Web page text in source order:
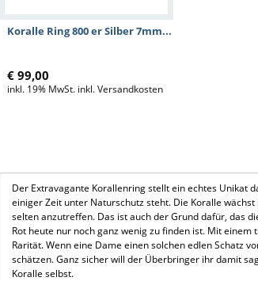
Koralle Ring 800 er Silber 7mm...
€ 99,00
inkl. 19% MwSt. inkl. Versandkosten
Der Extravagante Korallenring stellt ein echtes Unikat
einiger Zeit unter Naturschutz steht. Die Koralle
selten anzutreffen. Das ist auch der Grund dafür, das
Rot heute nur noch ganz wenig zu finden ist. Mit
Rarität. Wenn eine Dame einen solchen edlen Schatz
schätzen. Ganz sicher will der Überbringer ihr damit
Koralle selbst.